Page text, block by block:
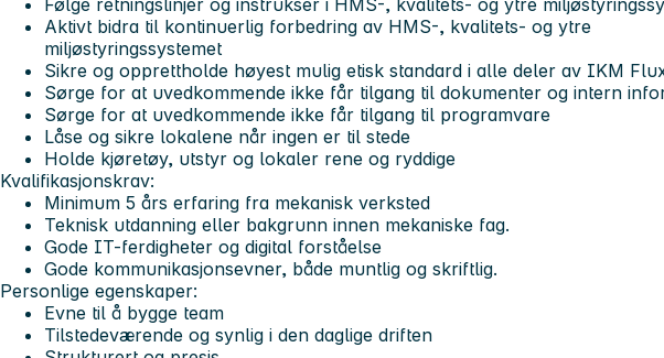
Aktivt bidra til kontinuerlig forbedring av HMS-, kvalitets- og ytre
miljøstyringssystemet
Sikre og opprettholde høyest mulig etisk standard i alle deler av IKM
Sørge for at uvedkommende ikke får tilgang til dokumenter og intern
Sørge for at uvedkommende ikke får tilgang til programvare
Låse og sikre lokalene når ingen er til stede
Holde kjøretøy, utstyr og lokaler rene og ryddige
Kvalifikasjonskrav:
Minimum 5 års erfaring fra mekanisk verksted
Teknisk utdanning eller bakgrunn innen mekaniske fag.
Gode IT-ferdigheter og digital forståelse
Gode kommunikasjonsevner, både muntlig og skriftlig.
Personlige egenskaper:
Evne til å bygge team
Tilstedeværende og synlig i den daglige driften